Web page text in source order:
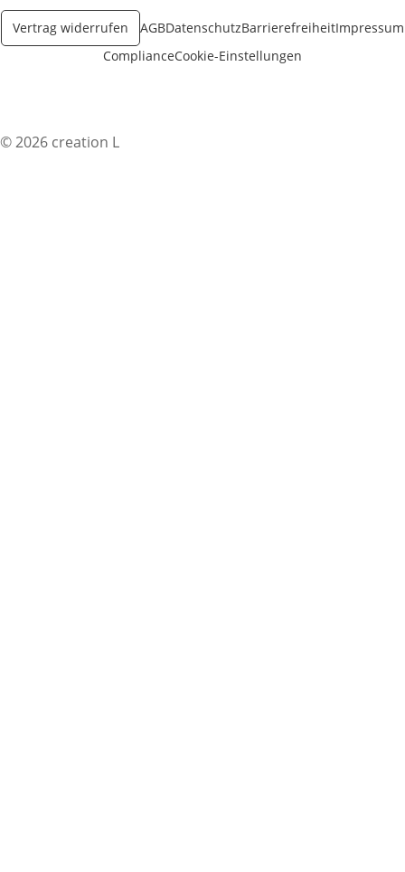
Vertrag widerrufen AGBDatenschutzBarrierefreiheitImpressum
ComplianceCookie-Einstellungen
© 2026 creation L